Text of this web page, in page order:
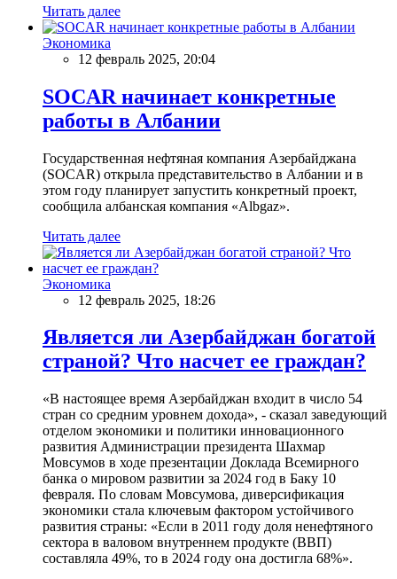
Читать далее
Экономика
12 февраль 2025, 20:04
SOCAR начинает конкретные
работы в Албании
Государственная нефтяная компания Азербайджана
(SOCAR) открыла представительство в Албании и в
этом году планирует запустить конкретный проект,
сообщила албанская компания «Albgaz».
Читать далее
Экономика
12 февраль 2025, 18:26
Является ли Азербайджан богатой
страной? Что насчет ее граждан?
«В настоящее время Азербайджан входит в число 54
стран со средним уровнем дохода», - сказал заведующий
отделом экономики и политики инновационного
развития Администрации президента Шахмар
Мовсумов в ходе презентации Доклада Всемирного
банка о мировом развитии за 2024 год в Баку 10
февраля. По словам Мовсумова, диверсификация
экономики стала ключевым фактором устойчивого
развития страны: «Если в 2011 году доля ненефтяного
сектора в валовом внутреннем продукте (ВВП)
составляла 49%, то в 2024 году она достигла 68%».